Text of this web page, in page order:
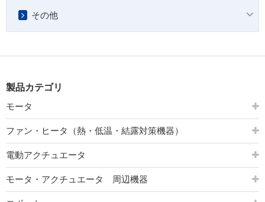
その他
製品カテゴリ
モータ
ファン・ヒータ（熱・低温・結露対策機器）
電動アクチュエータ
モータ・アクチュエータ 周辺機器